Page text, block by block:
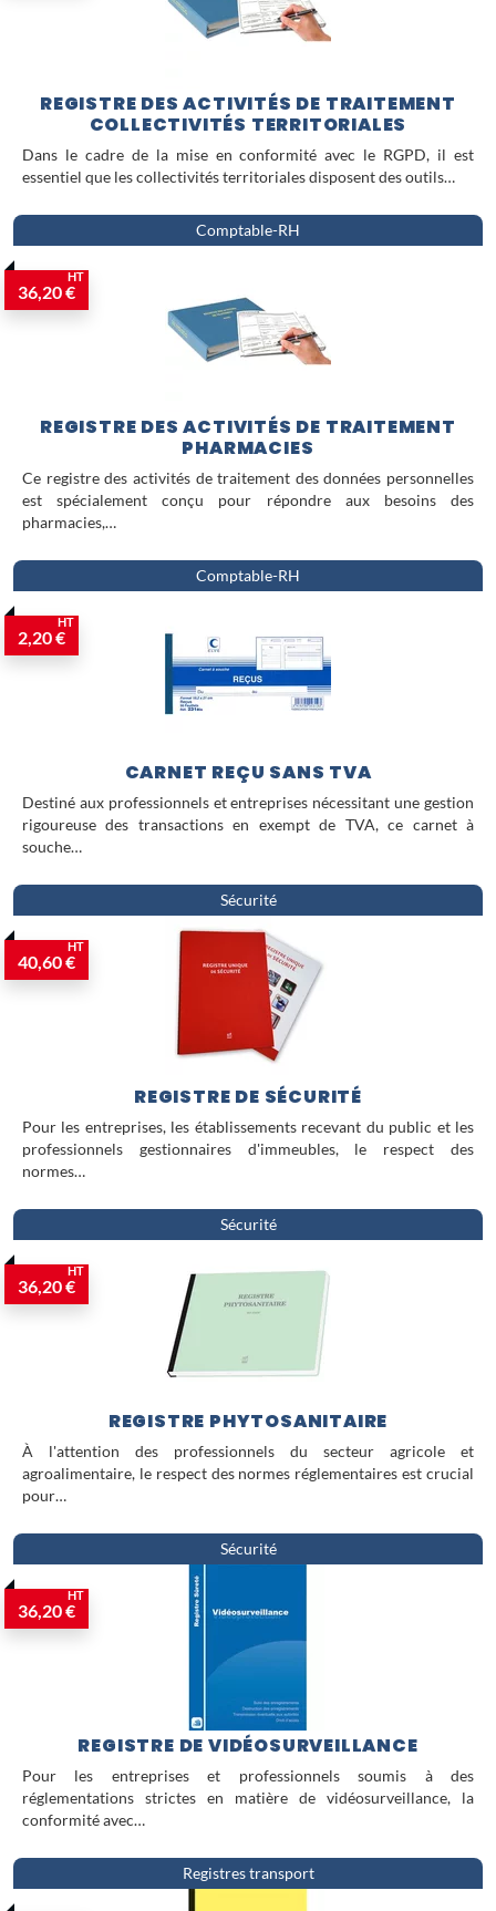
REGISTRE DES ACTIVITÉS DE TRAITEMENT
COLLECTIVITÉS TERRITORIALES
Dans le cadre de la mise en conformité avec le RGPD, il est
essentiel que les collectivités territoriales disposent des outils…
Comptable-RH
36,20 €
HT
REGISTRE DES ACTIVITÉS DE TRAITEMENT
PHARMACIES
Ce registre des activités de traitement des données personnelles
est spécialement conçu pour répondre aux besoins des
pharmacies,…
Comptable-RH
2,20 €
HT
CARNET REÇU SANS TVA
Destiné aux professionnels et entreprises nécessitant une gestion
rigoureuse des transactions en exempt de TVA, ce carnet à
souche…
Sécurité
40,60 €
HT
REGISTRE DE SÉCURITÉ
Pour les entreprises, les établissements recevant du public et les
professionnels gestionnaires d'immeubles, le respect des
normes…
Sécurité
36,20 €
HT
REGISTRE PHYTOSANITAIRE
À l'attention des professionnels du secteur agricole et
agroalimentaire, le respect des normes réglementaires est crucial
pour…
Sécurité
36,20 €
HT
REGISTRE DE VIDÉOSURVEILLANCE
Pour les entreprises et professionnels soumis à des
réglementations strictes en matière de vidéosurveillance, la
conformité avec…
Registres transport